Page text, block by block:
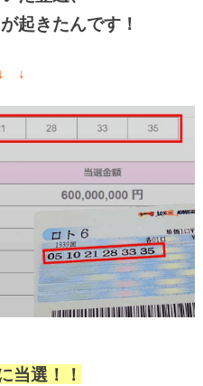
が起きたんです！
↓
当選！！